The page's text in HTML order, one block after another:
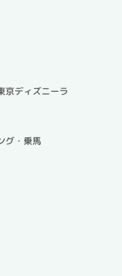
京ディズニーラ
グ・乗馬